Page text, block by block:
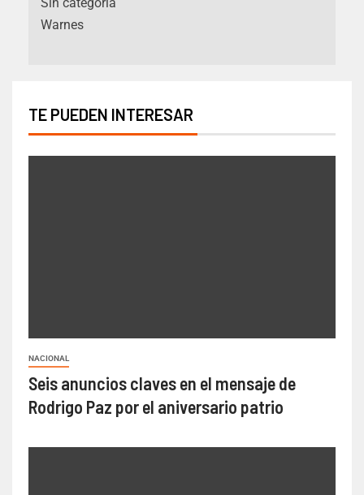
Warnes
TE PUEDEN INTERESAR
NACIONAL
Seis anuncios claves en el mensaje de
Rodrigo Paz por el aniversario patrio